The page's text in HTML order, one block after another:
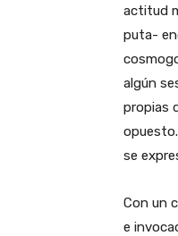
actitud
puta-
algún
propias
se
Con un
e